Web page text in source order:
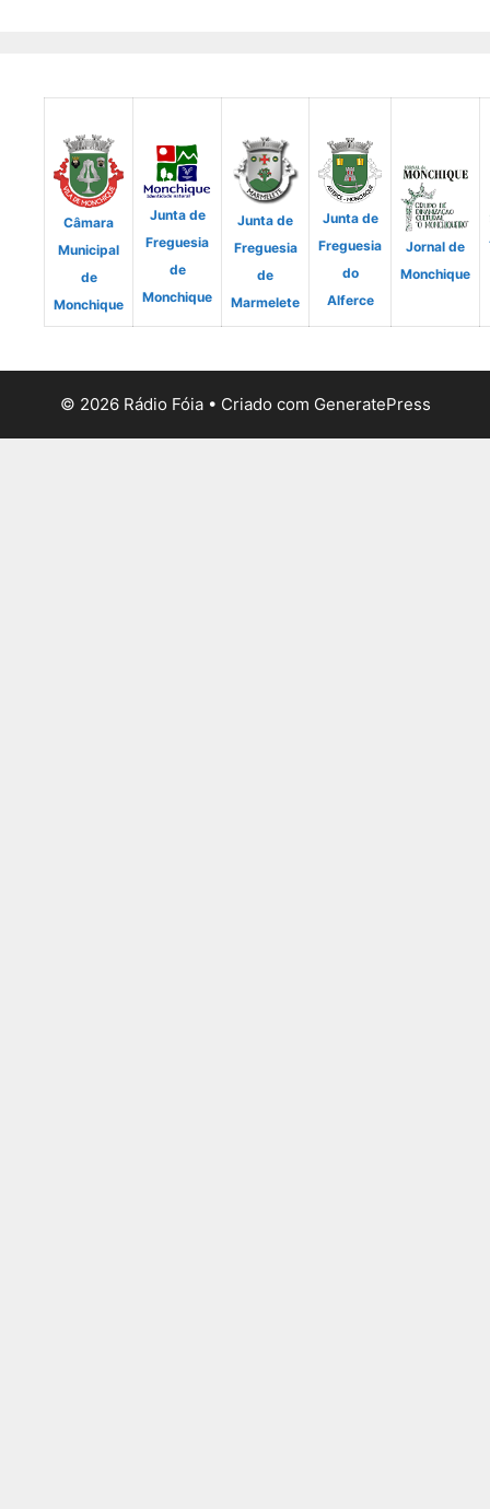
Câmara
Municipal
de
Monchique
Junta de
Freguesia
de
Monchique
Junta de
Freguesia
de
Marmelete
Junta de
Freguesia
do
Alferce
Jornal de
Monchique
© 2026 Rádio Fóia• Criado com GeneratePress